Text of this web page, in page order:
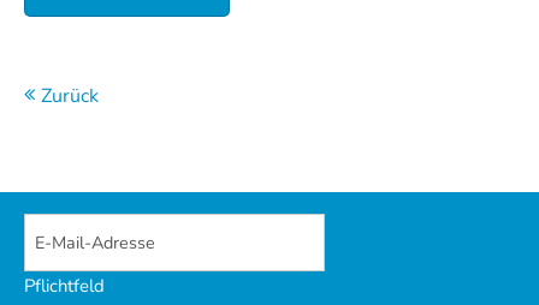
Zurück
Pflichtfeld